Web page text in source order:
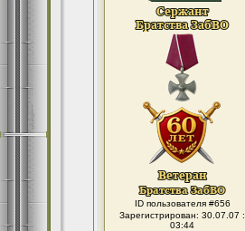
ID пользователя #656
Зарегистрирован: 30.07.07 :
03:44